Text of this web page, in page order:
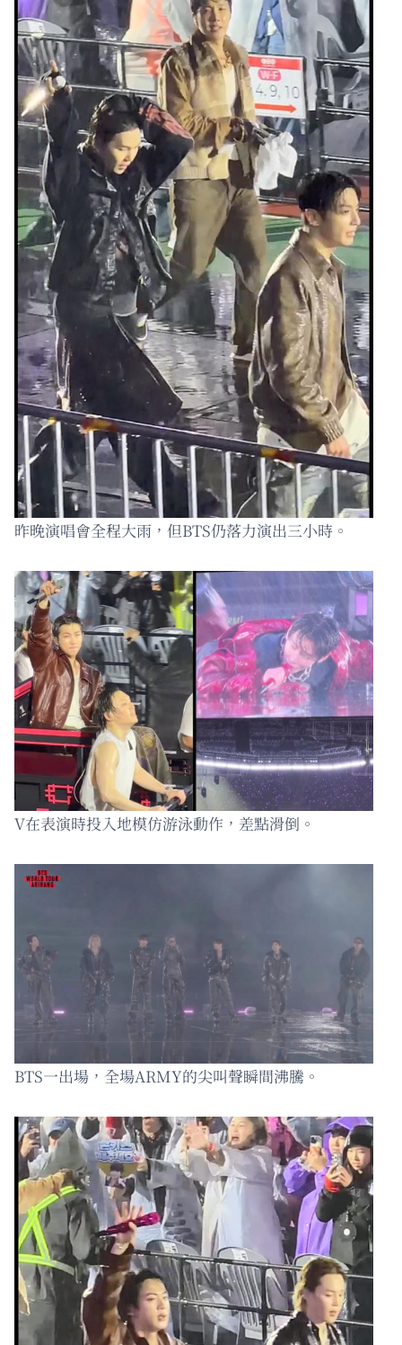
昨晚演唱會全程大雨，但BTS仍落力演出三小時。
V在表演時投入地模仿游泳動作，差點滑倒。
BTS一出場，全場ARMY的尖叫聲瞬間沸騰。